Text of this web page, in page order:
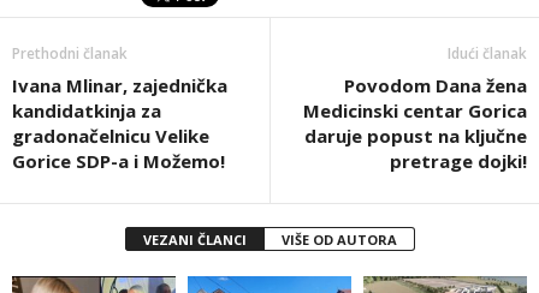
Prethodni članak
Ivana Mlinar, zajednička
kandidatkinja za
gradonačelnicu Velike
Gorice SDP-a i Možemo!
Idući članak
Povodom Dana žena
Medicinski centar Gorica
daruje popust na ključne
pretrage dojki!
VEZANI ČLANCI VIŠE OD AUTORA